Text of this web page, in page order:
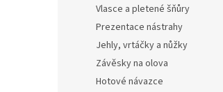
Vlasce a pletené šňůry
Prezentace nástrahy
Jehly, vrtáčky a nůžky
Závěsky na olova
Hotové návazce